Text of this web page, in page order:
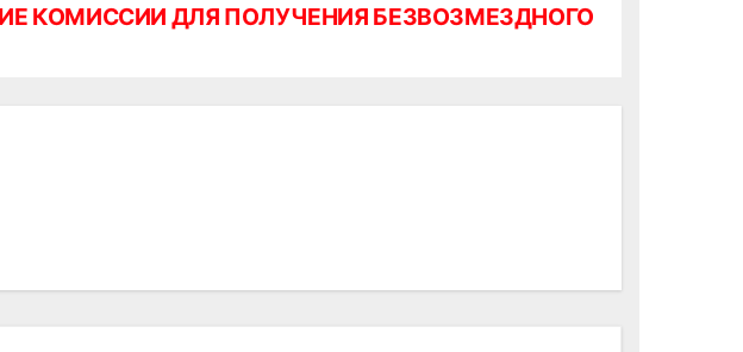
КОМИССИИ ДЛЯ ПОЛУЧЕНИЯ БЕЗВОЗМЕЗДНОГО